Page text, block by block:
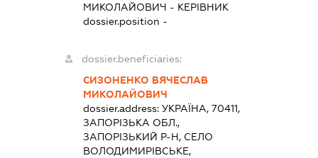
МИКОЛАЙОВИЧ - КЕРІВНИК
dossier.position -
dossier.beneficiaries:
СИЗОНЕНКО ВЯЧЕСЛАВ
МИКОЛАЙОВИЧ
dossier.address:УКРАЇНА, 70411,
ЗАПОРІЗЬКА ОБЛ.,
ЗАПОРІЗЬКИЙ Р-Н, СЕЛО
ВОЛОДИМИРІВСЬКЕ,